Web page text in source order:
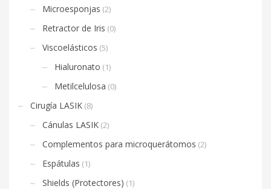
Microesponjas (2)
Retractor de Iris (0)
Viscoelásticos (5)
Hialuronato (1)
Metilcelulosa (0)
Cirugía LASIK (8)
Cánulas LASIK (2)
Complementos para microquerátomos (2)
Espátulas (1)
Shields (Protectores) (1)